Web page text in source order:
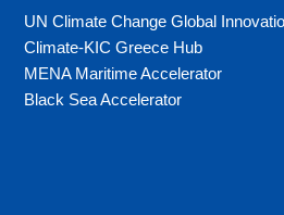
UN Climate Change Global
Climate-KIC Greece Hub
MENA Maritime Accelerator
Black Sea Accelerator